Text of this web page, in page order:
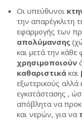
Οι υπεύθυνοι
την απαρέγκλιτη
εφαρμογής των
απολύμανσης
και μετά την
χρησιμοποιούν
καθαριστικά και
εξωτερικούς αλλά
εγκατάστασης ,
απόβλητα να
και νερών, για να